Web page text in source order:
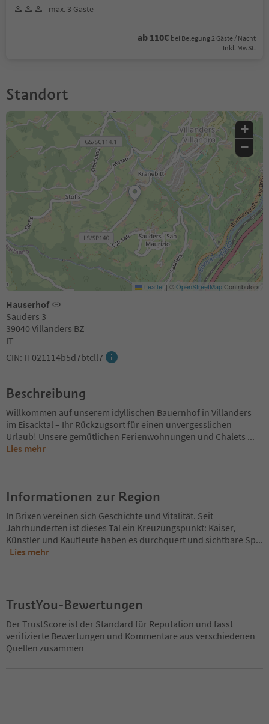
max. 3 Gäste
ab 110€ bei Belegung 2 Gäste / Nacht
Inkl. MwSt.
Standort
Hauserhof
Sauders 3
39040 Villanders BZ
IT
CIN: IT021114b5d7btcll7
+
−
Leaflet | ©OpenStreetMapContributors
Beschreibung
Willkommen auf unserem idyllischen Bauernhof in Villanders
im Eisacktal – Ihr Rückzugsort für einen unvergesslichen
Urlaub! Unsere gemütlichen Ferienwohnungen und Chalets ...
Lies mehr
Informationen zur Region
In Brixen vereinen sich Geschichte und Vitalität. Seit
Jahrhunderten ist dieses Tal ein Kreuzungspunkt: Kaiser,
Künstler und Kaufleute haben es durchquert und sichtbare Sp...
Lies mehr
TrustYou-Bewertungen
Der TrustScore ist der Standard für Reputation und fasst
verifizierte Bewertungen und Kommentare aus verschiedenen
Quellen zusammen